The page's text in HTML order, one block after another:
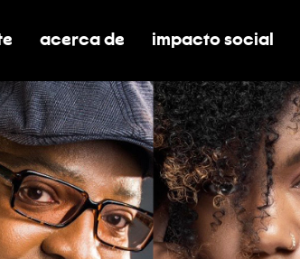
de boletos
submenú de visite
alternar submenú de acerca de
acerca de activar/
impacto social